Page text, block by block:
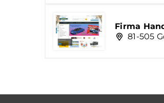
Firma
81-505